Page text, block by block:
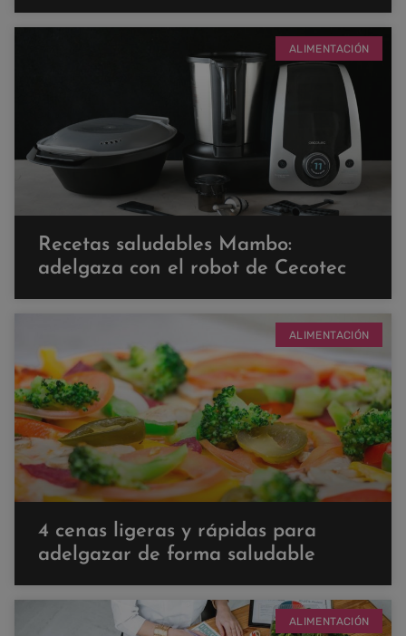
ALIMENTACIÓN
Recetas saludables Mambo:
adelgaza con el robot de Cecotec
ALIMENTACIÓN
4 cenas ligeras y rápidas para
adelgazar de forma saludable
ALIMENTACIÓN